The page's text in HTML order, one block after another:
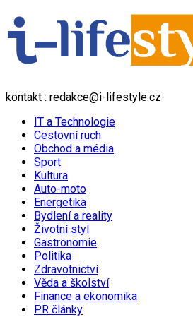
kontakt : redakce@i-lifestyle.cz
IT a Technologie
Cestovní ruch
Obchod a média
Sport
Kultura
Auto-moto
Energetika
Bydlení a reality
Životní styl
Gastronomie
Politika
Zdravotnictví
Věda a školství
Finance a ekonomika
PR články